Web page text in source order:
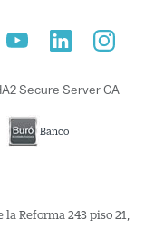
Secure Server CA
Banco
Reforma 243 piso 21,